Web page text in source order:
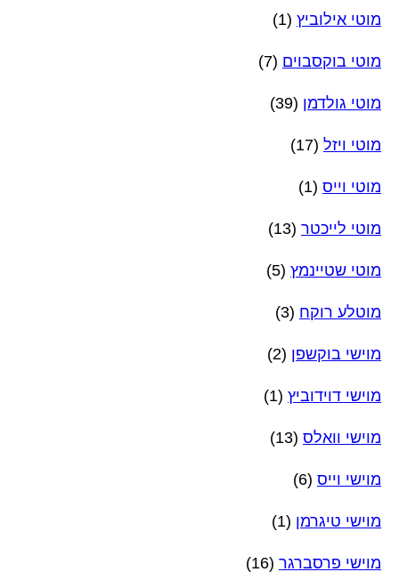
מוטי אילוביץ (1)
מוטי בוקסבוים (7)
מוטי גולדמן (39)
מוטי ויזל (17)
מוטי וייס (1)
מוטי לייכטר (13)
מוטי שטיינמץ (5)
מוטלע רוקח (3)
מוישי בוקשפן (2)
מוישי דוידוביץ (1)
מוישי וואלס (13)
מוישי וייס (6)
מוישי טיגרמן (1)
מוישי פרסברגר (16)